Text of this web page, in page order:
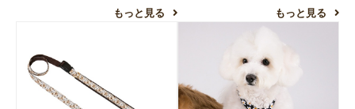
もっと見る もっと見る